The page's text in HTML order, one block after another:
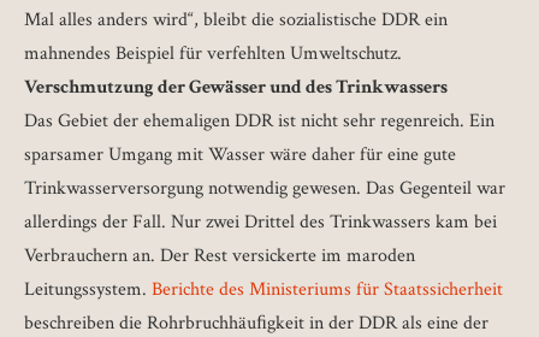
Mal alles anders wird“, bleibt die sozialistische DDR ein
mahnendes Beispiel für verfehlten Umweltschutz.
Verschmutzung der Gewässer und des Trinkwassers
Das Gebiet der ehemaligen DDR ist nicht sehr regenreich. Ein
sparsamer Umgang mit Wasser wäre daher für eine gute
Trinkwasserversorgung notwendig gewesen. Das Gegenteil war
allerdings der Fall. Nur zwei Drittel des Trinkwassers kam bei
Verbrauchern an. Der Rest versickerte im maroden
Leitungssystem. Berichte des Ministeriums für Staatssicherheit
beschreiben die Rohrbruchhäuﬁgkeit in der DDR als eine der